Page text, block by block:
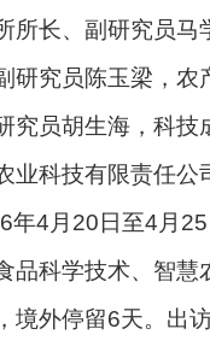
所长、副研究员马
研究员陈玉梁，农
究员胡生海，科技
业科技有限责任公
年4月20日至4月
品科学技术、智慧
境外停留6天。出